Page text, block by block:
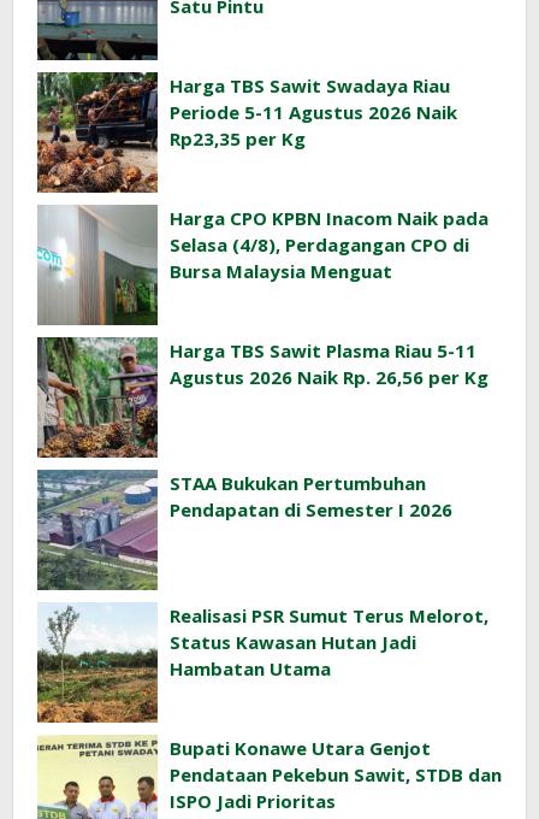
Satu Pintu
Harga TBS Sawit Swadaya Riau
Periode 5-11 Agustus 2026 Naik
Rp23,35 per Kg
Harga CPO KPBN Inacom Naik pada
Selasa (4/8), Perdagangan CPO di
Bursa Malaysia Menguat
Harga TBS Sawit Plasma Riau 5-11
Agustus 2026 Naik Rp. 26,56 per Kg
STAA Bukukan Pertumbuhan
Pendapatan di Semester I 2026
Realisasi PSR Sumut Terus Melorot,
Status Kawasan Hutan Jadi
Hambatan Utama
Bupati Konawe Utara Genjot
Pendataan Pekebun Sawit, STDB dan
ISPO Jadi Prioritas